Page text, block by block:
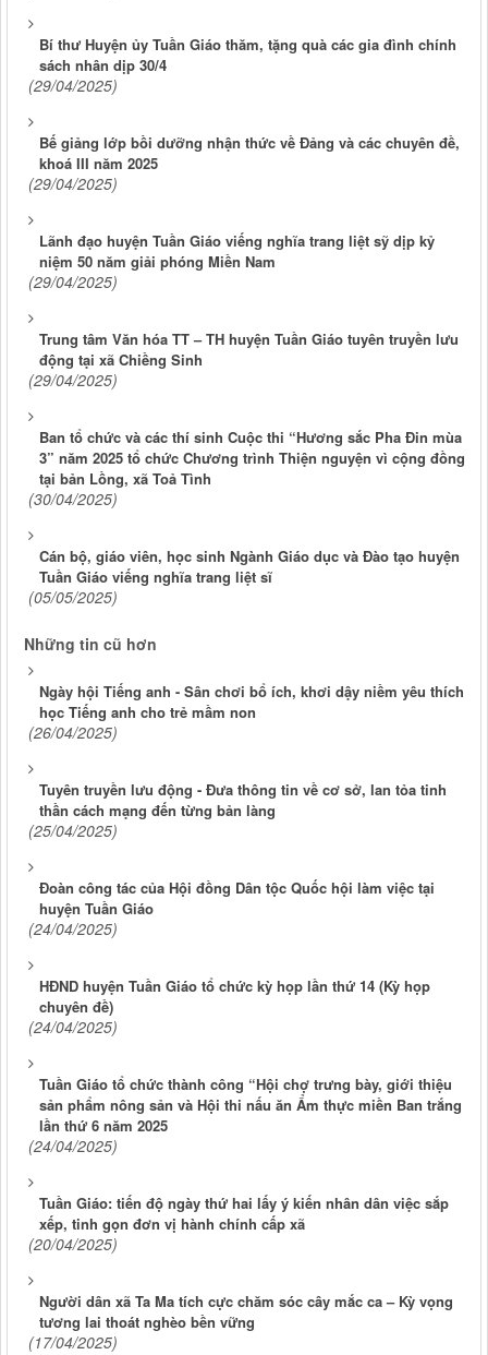
Bí thư Huyện ủy Tuần Giáo thăm, tặng quà các gia đình chính
sách nhân dịp 30/4
(29/04/2025)
Bế giảng lớp bồi dưỡng nhận thức về Đảng và các chuyên đề,
khoá III năm 2025
(29/04/2025)
Lãnh đạo huyện Tuần Giáo viếng nghĩa trang liệt sỹ dịp kỷ
niệm 50 năm giải phóng Miền Nam
(29/04/2025)
Trung tâm Văn hóa TT – TH huyện Tuần Giáo tuyên truyền lưu
động tại xã Chiềng Sinh
(29/04/2025)
Ban tổ chức và các thí sinh Cuộc thi “Hương sắc Pha Đin mùa
3” năm 2025 tổ chức Chương trình Thiện nguyện vì cộng đồng
tại bản Lồng, xã Toả Tình
(30/04/2025)
Cán bộ, giáo viên, học sinh Ngành Giáo dục và Đào tạo huyện
Tuần Giáo viếng nghĩa trang liệt sĩ
(05/05/2025)
Những tin cũ hơn
Ngày hội Tiếng anh - Sân chơi bổ ích, khơi dậy niềm yêu thích
học Tiếng anh cho trẻ mầm non
(26/04/2025)
Tuyên truyền lưu động - Đưa thông tin về cơ sở, lan tỏa tinh
thần cách mạng đến từng bản làng
(25/04/2025)
Đoàn công tác của Hội đồng Dân tộc Quốc hội làm việc tại
huyện Tuần Giáo
(24/04/2025)
HĐND huyện Tuần Giáo tổ chức kỳ họp lần thứ 14 (Kỳ họp
chuyên đề)
(24/04/2025)
Tuần Giáo tổ chức thành công “Hội chợ trưng bày, giới thiệu
sản phẩm nông sản và Hội thi nấu ăn Ẩm thực miền Ban trắng
lần thứ 6 năm 2025
(24/04/2025)
Tuần Giáo: tiến độ ngày thứ hai lấy ý kiến nhân dân việc sắp
xếp, tinh gọn đơn vị hành chính cấp xã
(20/04/2025)
Người dân xã Ta Ma tích cực chăm sóc cây mắc ca – Kỳ vọng
tương lai thoát nghèo bền vững
(17/04/2025)